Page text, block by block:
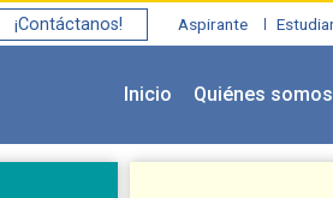
Aspirante
¡Contáctanos!
Inicio Quiénes somos